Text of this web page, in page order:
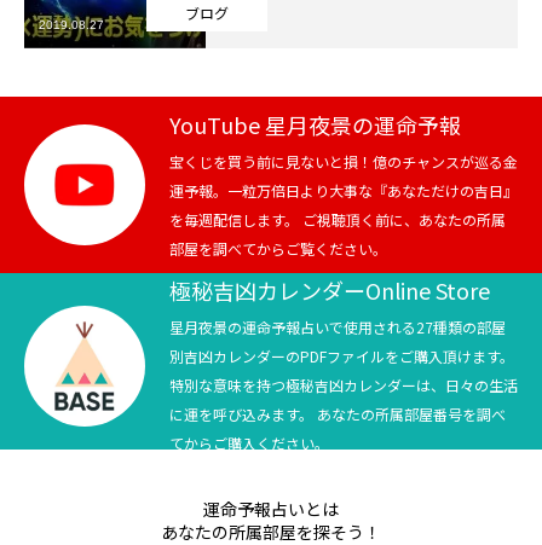
芸能界
テニス
スポーツ
競馬
テニス四大大会・五輪
テニス四大大会・五輪
ブログ
2019.08.27
YouTube 星月夜景の運命予報
宝くじを買う前に見ないと損！億のチャンスが巡る金
運予報。一粒万倍日より大事な『あなただけの吉日』
を毎週配信します。 ご視聴頂く前に、あなたの所属
部屋を調べてからご覧ください。
極秘吉凶カレンダーOnline Store
星月夜景の運命予報占いで使用される27種類の部屋
別吉凶カレンダーのPDFファイルをご購入頂けます。
特別な意味を持つ極秘吉凶カレンダーは、日々の生活
に運を呼び込みます。 あなたの所属部屋番号を調べ
てからご購入ください。
運命予報占いとは
あなたの所属部屋を探そう！